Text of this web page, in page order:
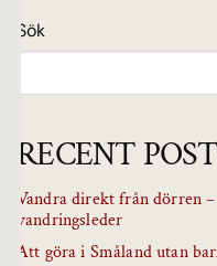
Sök
RECENT
Vandra direkt från dörren
vandringsleder
Att göra i Småland utan